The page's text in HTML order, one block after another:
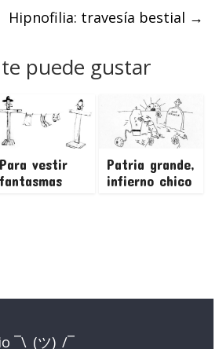
Hipnofilia: travesía bestial →
puede gustar
Para vestir
fantasmas
Patria grande,
infierno chico
¯\_(ツ)_/¯